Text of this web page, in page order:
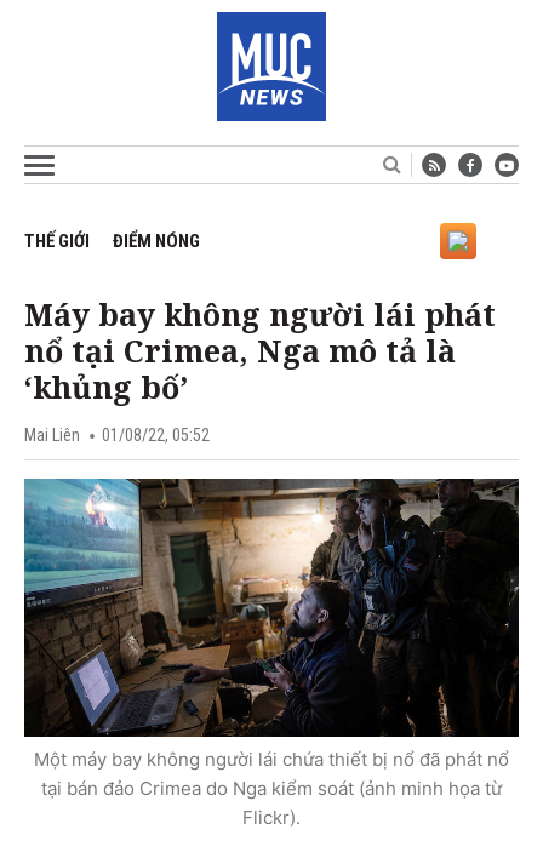
THẾ GIỚI ĐIỂM NÓNG
Máy bay không người lái phát
nổ tại Crimea, Nga mô tả là
‘khủng bố’
Mai Liên 01/08/22, 05:52
Một máy bay không người lái chứa thiết bị nổ đã phát nổ
tại bán đảo Crimea do Nga kiểm soát (ảnh minh họa từ
Flickr).